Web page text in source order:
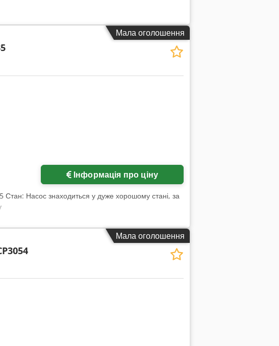
Мала оголошення
Інформація про ціну
Насос знаходиться у дуже хорошому стані, за
Мала оголошення